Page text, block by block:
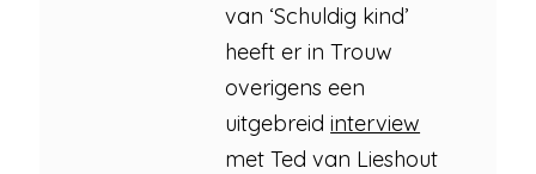
van ‘Schuldig kind’
heeft er in Trouw
overigens een
uitgebreidinterview
met Ted van Lieshout